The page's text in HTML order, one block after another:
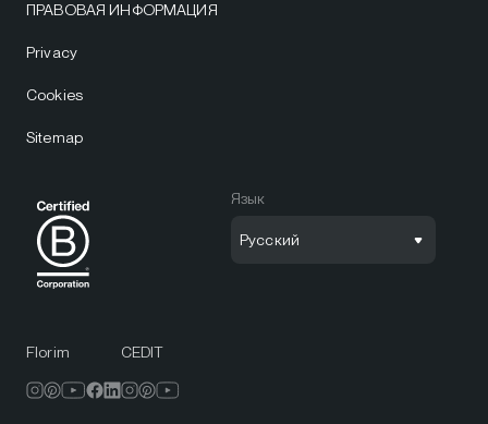
ПРАВОВАЯ ИНФОРМАЦИЯ
Privacy
Cookies
Sitemap
Язык
Русский
Florim CEDIT